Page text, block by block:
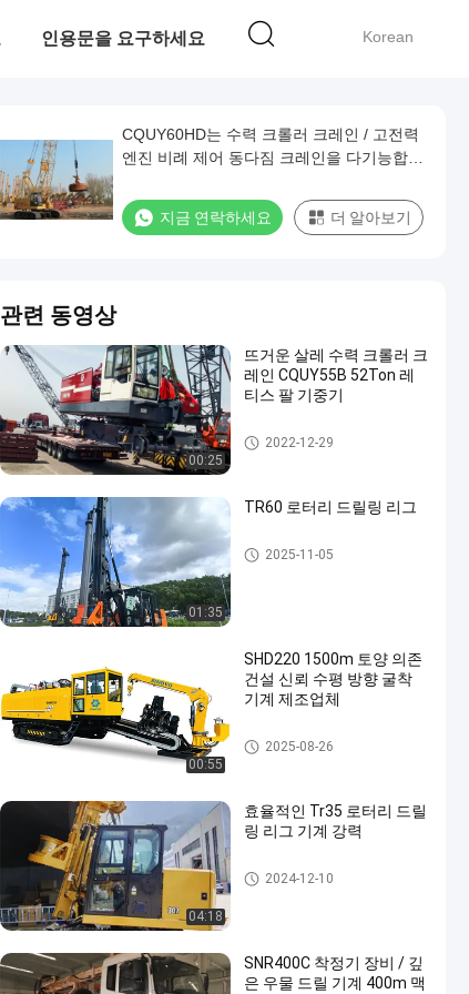
Korean
인용문을 요구하세요
CQUY60HD는 수력 크롤러 크레인 / 고전력
엔진 비례 제어 동다짐 크레인을 다기능합니
지금 연락하세요 더 알아보기
관련 동영상
00:25
뜨거운 살레 수력 크롤러 크
레인 CQUY55B 52Ton 레
티스 팔 기중기
유압 크롤러 기중기
2022-12-29
01:35
TR60 로터리 드릴링 리그
로터리 드릴링 유전
2025-11-05
00:55
SHD220 1500m 토양 의존
건설 신뢰 수평 방향 굴착
기계 제조업체
수평 방향 드릴링 장비를
2025-08-26
04:18
효율적인 Tr35 로터리 드릴
링 리그 기계 강력
로터리 드릴링 유전
2024-12-10
SNR400C 착정기 장비 / 깊
은 우물 드릴 기계 400m 맥